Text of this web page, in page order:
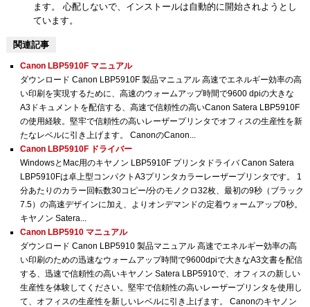
ます。 心配しないで、インストールは自動的に開始されようとし
ています。
関連記事
Canon LBP5910F マニュアル
ダウンロード Canon LBP5910F 製品マニュアル 高速でエネルギー効率の高
い印刷を実現するために、高速のウォームアップ時間で9600 dpiの大きな
A3ドキュメントを配信する、高速で信頼性の高いCanon Satera LBP5910F
の使用経験。堅牢で信頼性の高いレーザープリンタでオフィスの生産性を新
たなレベルに引き上げます。 CanonのCanon...
Canon LBP5910F ドライバー
WindowsとMac用のキヤノン LBP5910F プリンタドライバ Canon Satera
LBP5910Fは卓上型コンパクトA3プリンタカラーレーザープリンタです。 1
分あたりのカラー回転数30コピー/分のモノクロ32枚、最初の9秒（ブラック
7.5）の高速デザインに加え、よりオンデマンドの定着ウォームアップ0秒。
キヤノン Satera...
Canon LBP5910 マニュアル
ダウンロード Canon LBP5910 製品マニュアル 高速でエネルギー効率の高
い印刷のための迅速なウォームアップ時間で9600dpiで大きなA3文書を配信
する、迅速で信頼性の高いキヤノン Satera LBP5910で、オフィスの新しい
生産性を体験してください。堅牢で信頼性の高いレーザープリンタを使用し
て、オフィスの生産性を新しいレベルに引き上げます。 Canonのキヤノン